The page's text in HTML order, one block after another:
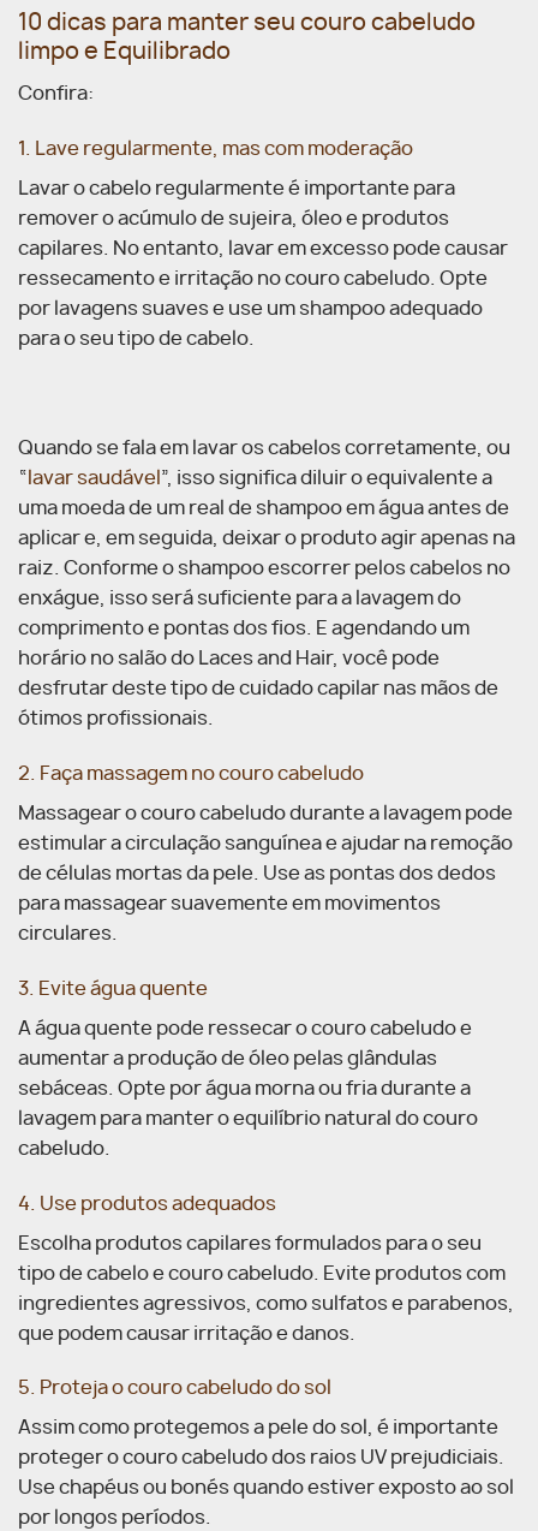
10 dicas para manter seu couro cabeludo
limpo e Equilibrado
Confira:
1. Lave regularmente, mas com moderação
Lavar o cabelo regularmente é importante para
remover o acúmulo de sujeira, óleo e produtos
capilares. No entanto, lavar em excesso pode causar
ressecamento e irritação no couro cabeludo. Opte
por lavagens suaves e use um shampoo adequado
para o seu tipo de cabelo.
Quando se fala em lavar os cabelos corretamente, ou
“ lavar saudável ”, isso significa diluir o equivalente a
uma moeda de um real de shampoo em água antes de
aplicar e, em seguida, deixar o produto agir apenas na
raiz. Conforme o shampoo escorrer pelos cabelos no
enxágue, isso será suficiente para a lavagem do
comprimento e pontas dos fios. E agendando um
horário no salão do Laces and Hair, você pode
desfrutar deste tipo de cuidado capilar nas mãos de
ótimos profissionais.
2. Faça massagem no couro cabeludo
Massagear o couro cabeludo durante a lavagem pode
estimular a circulação sanguínea e ajudar na remoção
de células mortas da pele. Use as pontas dos dedos
para massagear suavemente em movimentos
circulares.
3. Evite água quente
A água quente pode ressecar o couro cabeludo e
aumentar a produção de óleo pelas glândulas
sebáceas. Opte por água morna ou fria durante a
lavagem para manter o equilíbrio natural do couro
cabeludo.
4. Use produtos adequados
Escolha produtos capilares formulados para o seu
tipo de cabelo e couro cabeludo. Evite produtos com
ingredientes agressivos, como sulfatos e parabenos,
que podem causar irritação e danos.
5. Proteja o couro cabeludo do sol
Assim como protegemos a pele do sol, é importante
proteger o couro cabeludo dos raios UV prejudiciais.
Use chapéus ou bonés quando estiver exposto ao sol
por longos períodos.